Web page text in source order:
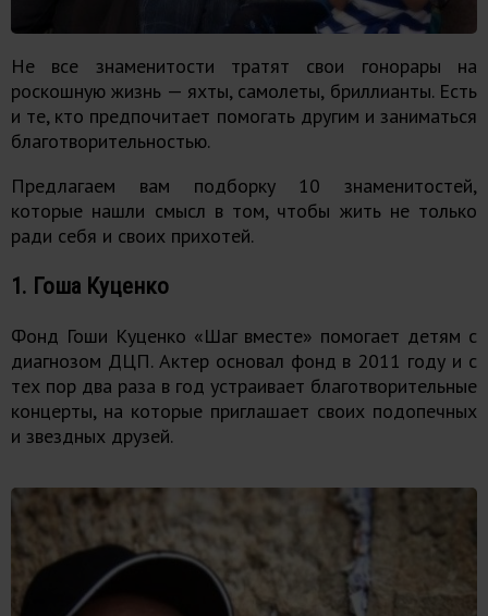
Не все знаменитости тратят свои гонорары на
роскошную жизнь — яхты, самолеты, бриллианты. Есть
и те, кто предпочитает помогать другим и заниматься
благотворительностью.
Предлагаем вам подборку 10 знаменитостей,
которые нашли смысл в том, чтобы жить не только
ради себя и своих прихотей.
1. Гоша Куценко
Фонд Гоши Куценко «Шаг вместе» помогает детям с
диагнозом ДЦП. Актер основал фонд в 2011 году и с
тех пор два раза в год устраивает благотворительные
концерты, на которые приглашает своих подопечных
и звездных друзей.